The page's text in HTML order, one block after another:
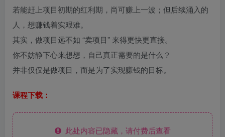
若能赶上项目初期的红利期，尚可赚上一波；但后续涌入的
人，想赚钱着实艰难。
其实，做项目远不如 “卖项目” 来得更快更直接。
你不妨静下心来想想，自己真正需要的是什么？
并非仅仅是做项目，而是为了实现赚钱的目标。
课程下载：
此处内容已隐藏，请付费后查看